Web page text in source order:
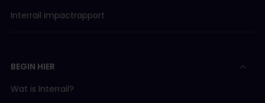
Interrail impactrapport
BEGIN HIER
Wat is Interrail?